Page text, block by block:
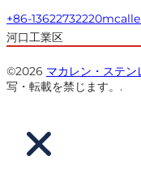
+86-13622732220
河口工業区
©2026 マカレン・ステ
写・転載を禁じます。.